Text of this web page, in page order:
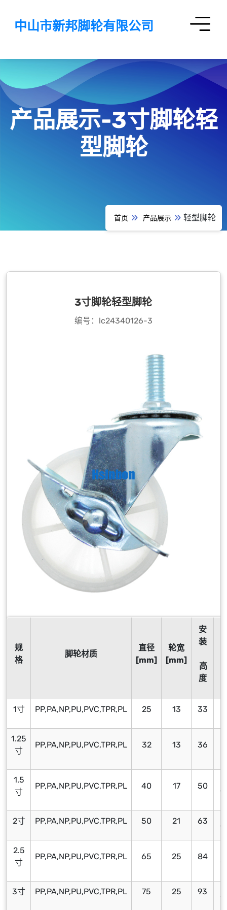
中山市新邦脚轮有限公司
产品展示-3寸脚轮轻
型脚轮
首页 产品展示 轻型脚轮
3寸脚轮轻型脚轮
编号：lc24340126-3
规
格
脚轮材质
直径
[mm]
轮宽
[mm]
安
装
高
度
1寸 PP,PA,NP,PU,PVC,TPR,PL 25 13 33
1.25
寸
PP,PA,NP,PU,PVC,TPR,PL 32 13 36
1.5
寸
PP,PA,NP,PU,PVC,TPR,PL 40 17 50
2寸 PP,PA,NP,PU,PVC,TPR,PL 50 21 63
2.5
寸
PP,PA,NP,PU,PVC,TPR,PL 65 25 84
3寸 PP,PA,NP,PU,PVC,TPR,PL 75 25 93